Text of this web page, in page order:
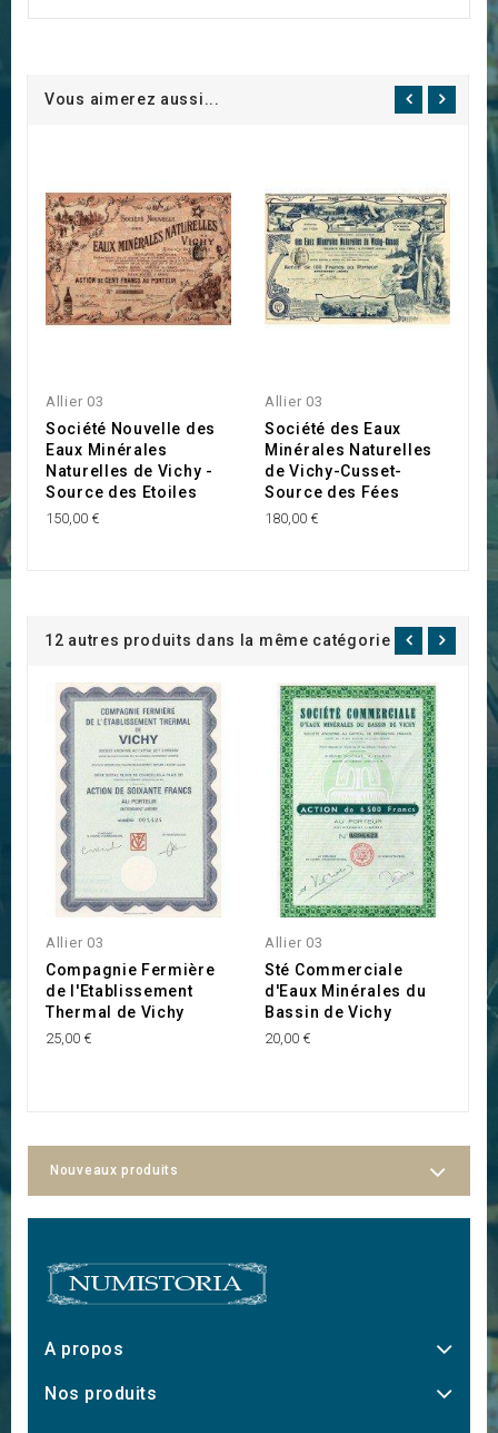
Vous aimerez aussi...
Allier 03
Société Nouvelle des
Eaux Minérales
Naturelles de Vichy -
Source des Etoiles
150,00 €
Allier 03
Société des Eaux
Minérales Naturelles
de Vichy-Cusset-
Source des Fées
180,00 €
12 autres produits dans la même catégorie :
Allier 03
Compagnie Fermière
de l'Etablissement
Thermal de Vichy
25,00 €
Allier 03
Sté Commerciale
d'Eaux Minérales du
Bassin de Vichy
20,00 €
Nouveaux produits
A propos
Nos produits